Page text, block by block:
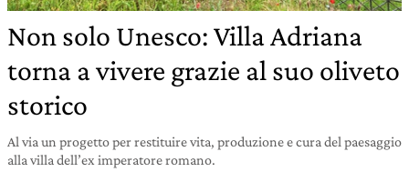
Non solo Unesco: Villa Adriana
torna a vivere grazie al suo oliveto
storico
Al via un progetto per restituire vita, produzione e cura del paesaggio
alla villa dell’ex imperatore romano.